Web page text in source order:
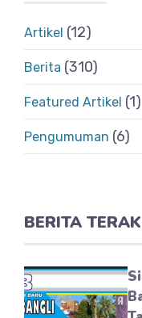
Artikel (12)
Berita (310)
Featured Artikel (1)
Pengumuman (6)
BERITA